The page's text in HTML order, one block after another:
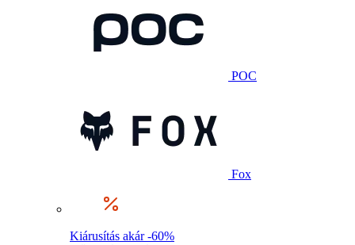
POC
Fox
Kiárusítás akár -60%